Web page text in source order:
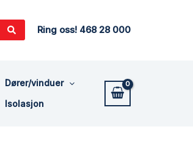
Ring oss! 468 28 000
Dører/vinduer
Isolasjon